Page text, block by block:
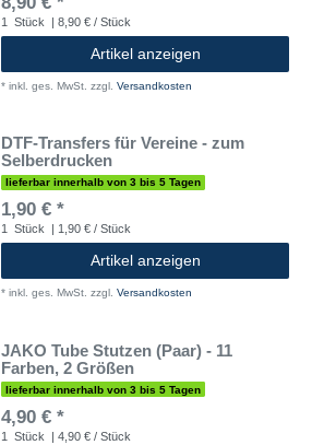
1 Stück | 8,90 € / Stück
Artikel anzeigen
* inkl. ges. MwSt. zzgl. Versandkosten
DTF-Transfers für Vereine - zum
Selberdrucken
lieferbar innerhalb von 3 bis 5 Tagen
1,90 € *
1 Stück | 1,90 € / Stück
Artikel anzeigen
* inkl. ges. MwSt. zzgl. Versandkosten
JAKO Tube Stutzen (Paar) - 11
Farben, 2 Größen
lieferbar innerhalb von 3 bis 5 Tagen
4,90 € *
1 Stück | 4,90 € / Stück